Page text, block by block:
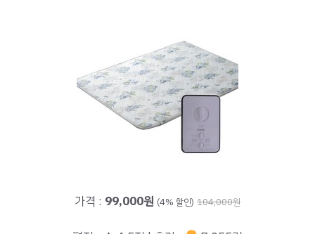
가격 : 99,000원 (4% 할인) 104,000원